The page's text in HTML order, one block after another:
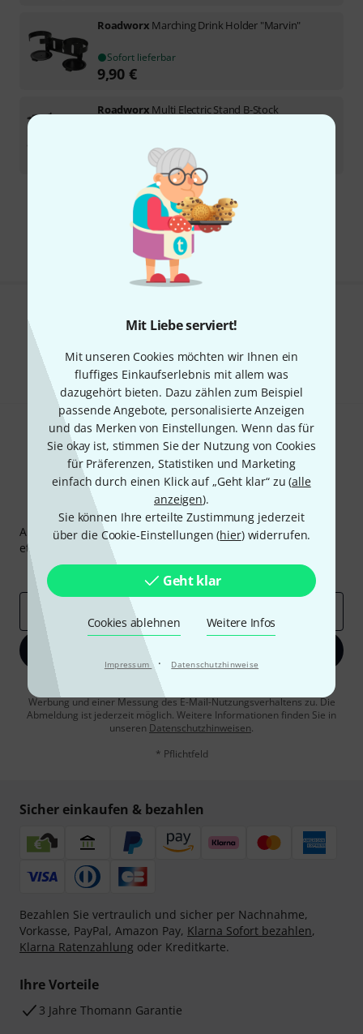
Mit Liebe serviert!
Mit unseren Cookies möchten wir Ihnen ein
fluffiges Einkaufserlebnis mit allem was
dazugehört bieten. Dazu zählen zum Beispiel
passende Angebote, personalisierte Anzeigen
und das Merken von Einstellungen. Wenn das für
Sie okay ist, stimmen Sie der Nutzung von Cookies
für Präferenzen, Statistiken und Marketing
einfach durch einen Klick auf „Geht klar“ zu (alle
anzeigen).
Sie können Ihre erteilte Zustimmung jederzeit
über die Cookie-Einstellungen (hier) widerrufen.
Geht klar
Cookies ablehnen Weitere Infos
Impressum · Datenschutzhinweise
Roadworx Marching Drink Holder "Marvin"
Sofort lieferbar
9,90 €
Roadworx Multi Electric Stand B-Stock
Kostenloser Versand ab 29 €
Alle Preise inkl. MwSt.
Gefällt Ihnen, was Sie sehen?
Teilen Hilfe & Feedback
Thomann Newsletter
Abonniere den Thomann Newsletter und gewinne mit
etwas Glück einen von
Inspirierende Beiträge
Thomann Insights
Jetzt anmelden
Mit Klick auf „Jetzt anmelden“ stimmen Sie dem Erhalt von E-Mail-
Werbung und einer Messung des E-Mail-Nutzungsverhaltens zu. Die
Abmeldung ist jederzeit möglich. Weitere Informationen finden Sie in
unseren Datenschutzhinweisen.
* Pflichtfeld
Sicher einkaufen & bezahlen
Bezahlen Sie vertraulich und sicher per Nachnahme,
Vorkasse, PayPal, Amazon Pay, Klarna Sofort bezahlen,
Klarna Ratenzahlung oder Kreditkarte.
Ihre Vorteile
3 Jahre Thomann Garantie